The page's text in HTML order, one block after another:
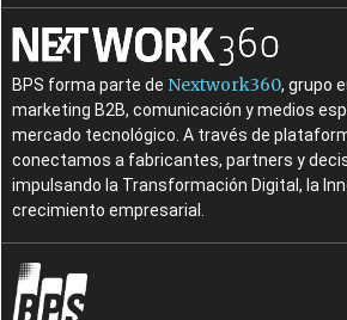
BPS forma parte de Nextwork360, grupo
marketing B2B, comunicación y medios
mercado tecnológico. A través de
conectamos a fabricantes, partners y
impulsando la Transformación Digital, la
crecimiento empresarial.